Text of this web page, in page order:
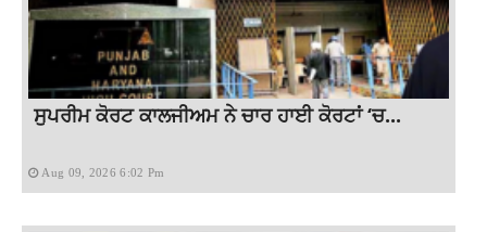
ਸੁਪਰੀਮ ਕੋਰਟ ਕਾਲਜੀਅਮ ਨੇ ਚਾਰ ਹਾਈ ਕੋਰਟਾਂ ‘ਚ...
Aug 09, 2026 6:02 Pm